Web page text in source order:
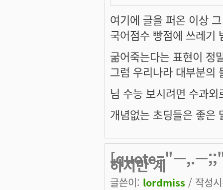
여기에 글을 퍼온 이상
국어점수 빵점에 쓰레기
굶어죽는다는 표현이 정
그럼 우리나라 대부분의
님 수능 보시려면 수과외
개념없는 초딩들은 좋은
[quote="ㅡ,.ㅡ;;"]
하지만 계
글쓴이: lordmiss / 작성